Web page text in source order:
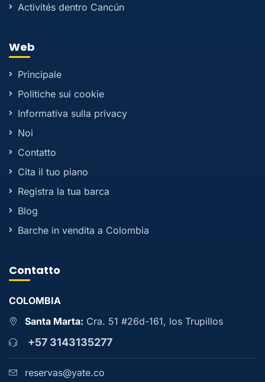
Activités dentro Cancún
Web
Principale
Politiche sui cookie
Informativa sulla privacy
Noi
Contatto
Cita il tuo piano
Registra la tua barca
Blog
Barche in vendita a Colombia
Contatto
COLOMBIA
Santa Marta: Cra. 51 #26d-161, los Trupillos
+57 3143135277
reservas@yate.co